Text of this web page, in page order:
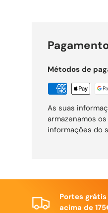
Métodos de
As suas
armazenamos
informações do
Portes
acima de